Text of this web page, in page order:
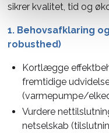
sikrer kvalitet, tid og
1. Behovsafklaring
robusthed)
Kortlægge
fremtidige
(varmepumpe/
Vurdere
netselskab